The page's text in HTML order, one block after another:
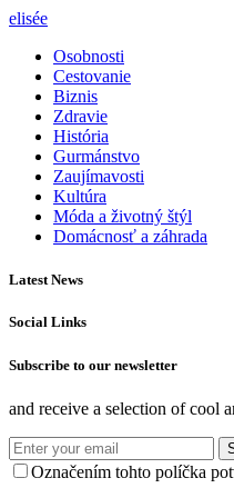
elisée
Osobnosti
Cestovanie
Biznis
Zdravie
História
Gurmánstvo
Zaujímavosti
Kultúra
Móda a životný štýl
Domácnosť a záhrada
Latest News
Social Links
Subscribe to our newsletter
and receive a selection of cool
Označením tohto políčka